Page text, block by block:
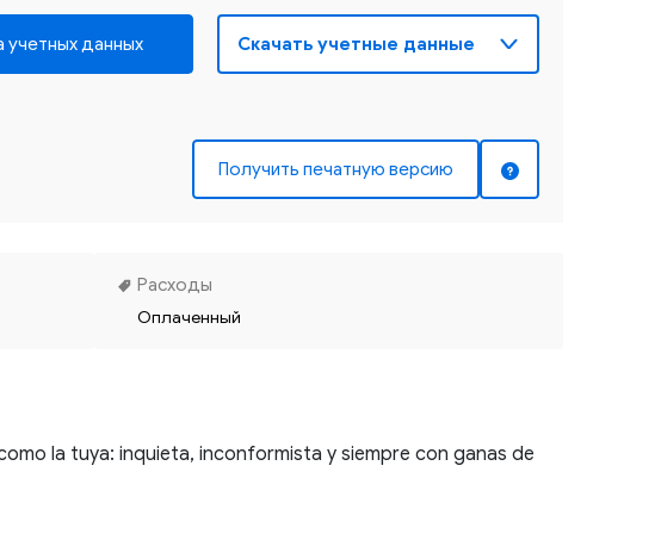
учетных данных
Получить печатную версию
Расходы
Оплаченный
la tuya: inquieta, inconformista y siempre con ganas de